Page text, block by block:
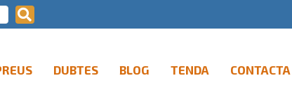
DUBTES BLOG TENDA CONTACTA